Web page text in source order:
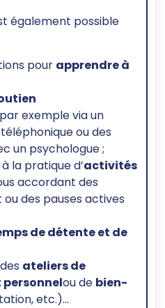
également possible
pour apprendre à
par exemple via un
ou des
un psychologue ;
la pratique d’activités
accordant des
des pauses actives
de détente et de
ateliers de
ou de bien-
etc.)…